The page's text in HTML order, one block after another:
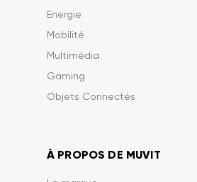
Energie
Mobilité
Multimédia
Gaming
Objets Connectés
À PROPOS DE MUVIT